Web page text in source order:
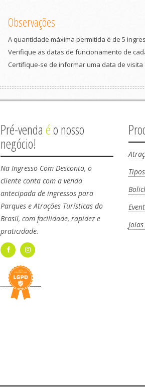
Observações
A quantidade máxima permitida é de 5
Verifique as datas de funcionamento de
Certifique-se de informar uma data de
Pré-vendaéo nosso
negócio!
Na Ingresso Com Desconto, o
cliente conta com a venda
antecipada de ingressos para
Parques e Atrações Turísticas do
Brasil, com facilidade, rapidez e
praticidade.